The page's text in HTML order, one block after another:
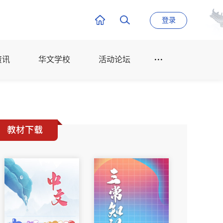
登录
讯 华文学校 活动论坛